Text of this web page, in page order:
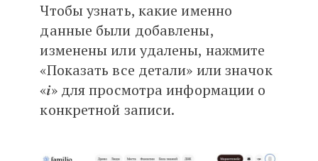
Чтобы узнать, какие именно
данные были добавлены,
изменены или удалены, нажмите
«Показать все детали» или значок
«𝒊» для просмотра информации о
конкретной записи.